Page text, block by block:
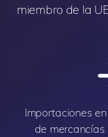
miembro de la
Importaciones
de